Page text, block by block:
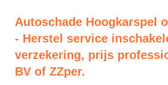
Autoschade Hoogkarspel
- Herstel service
verzekering, prijs
BV of ZZper.